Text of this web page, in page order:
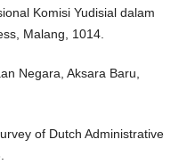
Komisi Yudisial dalam
Malang, 1014.
Negara, Aksara Baru,
of Dutch Administrative